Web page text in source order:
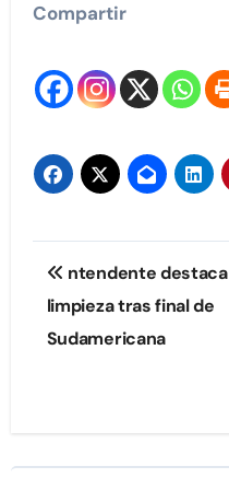
Compartir
Navegación
de
entradas
ntendente destaca
limpieza tras final de
Sudamericana